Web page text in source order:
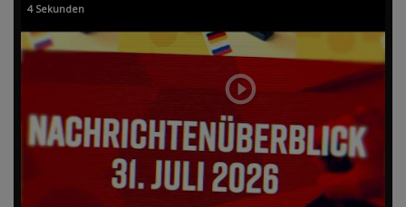
4 Sekunden